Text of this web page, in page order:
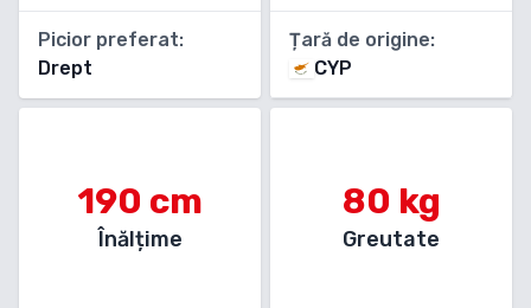
Picior preferat:
Drept
Țară de origine:
CYP
190 cm
Înălțime
80 kg
Greutate